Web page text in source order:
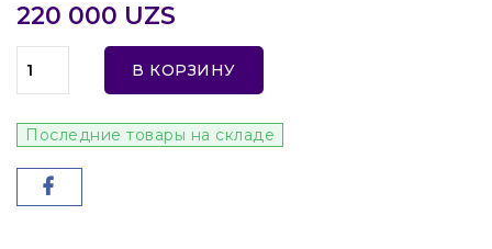
220 000 UZS
В КОРЗИНУ
Последние товары на складе